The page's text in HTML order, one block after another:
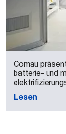
Comau
batterie- und
Lesen